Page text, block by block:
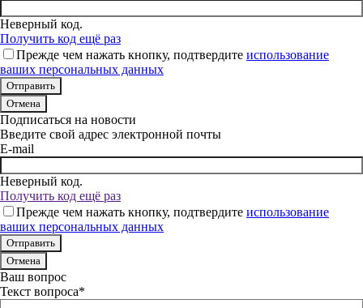
Неверный код.
Получить код ещё раз
Прежде чем нажать кнопку, подтвердите использование
ваших персональных данных
Отмена
Подписаться на новости
Введите свой адрес электронной почты
E-mail
Неверный код.
Получить код ещё раз
Прежде чем нажать кнопку, подтвердите использование
ваших персональных данных
Отмена
Ваш вопрос
Текст вопроса*